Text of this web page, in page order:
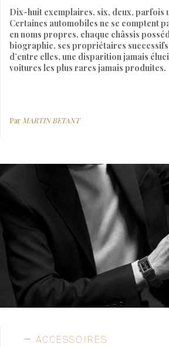
Dix-huit exemplaires, six, deux, parfois
Certaines automobiles ne se comptent
en noms propres, chaque châssis
biographie, ses propriétaires successifs
d’entre elles, une disparition jamais
voitures les plus rares jamais produites.
ParMARTIN BETANT
ACCESSOIRES